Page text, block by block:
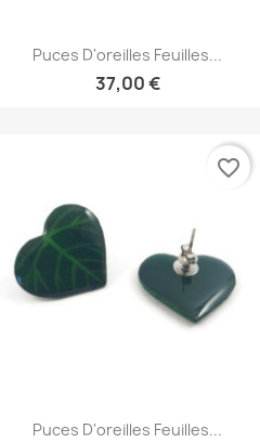
 Aperçu rapide
Puces D'oreilles Feuilles...
37,00 €
 Aperçu rapide
Puces D'oreilles Feuilles...
favorite_border